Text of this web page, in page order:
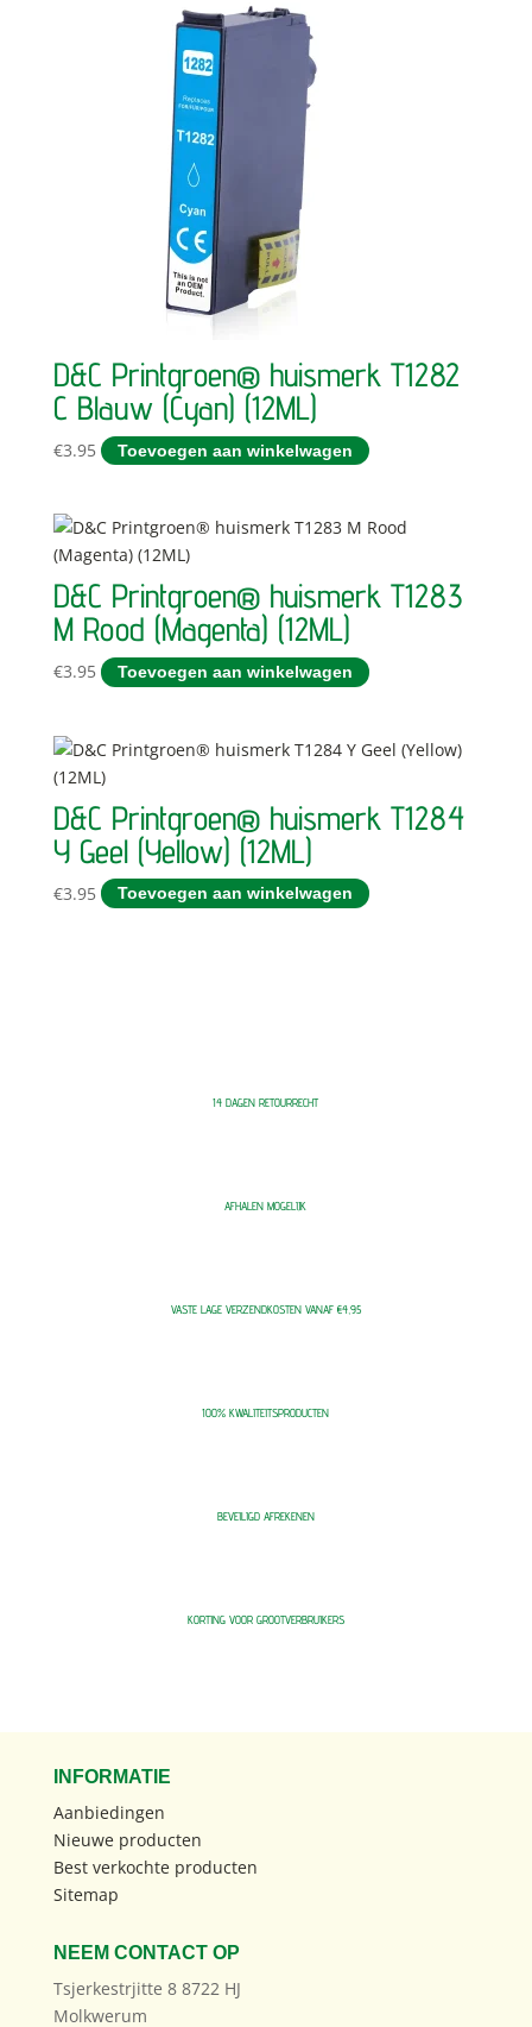
D&C Printgroen® huismerk T1282
C Blauw (Cyan) (12ML)
€3.95 Toevoegen aan winkelwagen
D&C Printgroen® huismerk T1283
M Rood (Magenta) (12ML)
€3.95 Toevoegen aan winkelwagen
D&C Printgroen® huismerk T1284
Y Geel (Yellow) (12ML)
€3.95 Toevoegen aan winkelwagen
14 DAGEN RETOURRECHT
AFHALEN MOGELIJK
VASTE LAGE VERZENDKOSTEN VANAF €4,95
100% KWALITEITSPRODUCTEN
BEVEILIGD AFREKENEN
KORTING VOOR GROOTVERBRUIKERS
INFORMATIE
Aanbiedingen
Nieuwe producten
Best verkochte producten
Sitemap
NEEM CONTACT OP
Tsjerkestrjitte 8 8722 HJ
Molkwerum